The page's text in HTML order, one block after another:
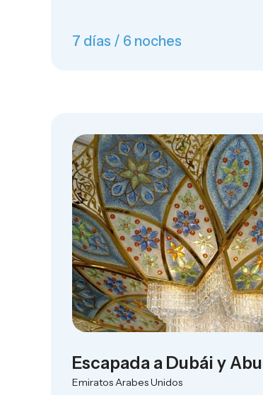
7 días / 6 noches
Escapada a Dubái y
Emiratos Arabes Unidos